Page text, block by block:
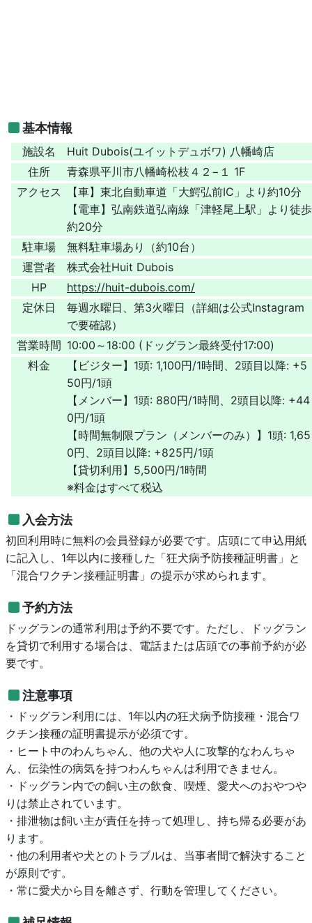
基本情報
施設名
Huit Dubois(ユイットデュボワ) 八幡崎店
住所
青森県平川市八幡崎松枝４２−１ 1F
アクセス
【車】東北自動車道「大鰐弘前IC」より約10分
【電車】弘南鉄道弘南線「津軽尾上駅」より徒歩
約20分
駐車場
無料駐車場あり（約10台）
運営者
株式会社Huit Dubois
HP
https://huit-dubois.com/
定休日
毎週水曜日、第3火曜日（詳細は公式Instagram
で要確認）
営業時間 10:00～18:00 (ドッグラン最終受付17:00)
料金
【ビジター】1頭: 1,100円/1時間、2頭目以降: +5
50円/1頭
【メンバー】1頭: 880円/1時間、2頭目以降: +44
0円/1頭
【時間無制限プラン（メンバーのみ）】1頭: 1,65
0円、2頭目以降: +825円/1頭
【貸切利用】5,500円/1時間
※料金はすべて税込
入会方法
初回利用時に無料の会員登録が必要です。店頭にて申込用紙
に記入し、1年以内に接種した「狂犬病予防接種証明書」と
「混合ワクチン接種証明書」の提示が求められます。
予約方法
ドッグランの通常利用は予約不要です。ただし、ドッグラン
を貸切で利用する場合は、電話または店頭での事前予約が必
要です。
注意事項
・ドッグラン利用には、1年以内の狂犬病予防接種・混合ワ
クチン接種の証明書提示が必須です。
・ヒート中のわんちゃん、他の犬や人に攻撃的なわんちゃ
ん、伝染性の病気を持つわんちゃんは利用できません。
・ドッグラン内での飼い主の飲食、喫煙、愛犬へのおやつや
りは禁止されています。
・排泄物は飼い主が責任を持って処理し、持ち帰る必要があ
ります。
・他の利用者や犬とのトラブルは、当事者間で解決すること
が原則です。
・常に愛犬から目を離さず、行動を管理してください。